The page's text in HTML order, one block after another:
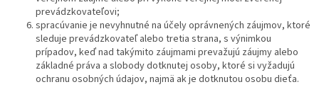
prevádzkovateľovi;
spracúvanie je nevyhnutné na účely oprávnených záujmov, ktoré
sleduje prevádzkovateľ alebo tretia strana, s výnimkou
prípadov, keď nad takýmito záujmami prevažujú záujmy alebo
základné práva a slobody dotknutej osoby, ktoré si vyžadujú
ochranu osobných údajov, najmä ak je dotknutou osobu dieťa.